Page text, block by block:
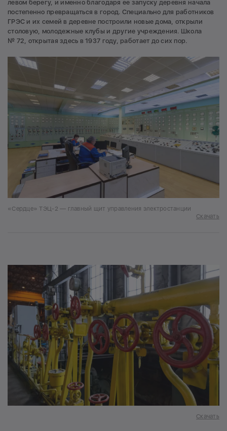
левом берегу, и именно благодаря ее запуску деревня начала
постепенно превращаться в город. Специально для работников
ГРЭС и их семей в деревне построили новые дома, открыли
столовую, молодежные клубы и другие учреждения. Школа
№ 72, открытая здесь в 1937 году, работает до сих пор.
«Сердце» ТЭЦ-2 — главный щит управления электростанции
Скачать
Скачать